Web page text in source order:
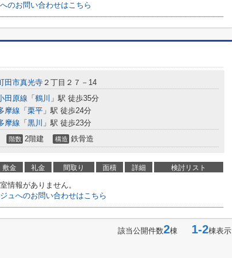
のお問い合わせはこちら
田市真光寺 ２丁目２７－14
田原線 「 鶴川 」駅 徒歩35分
摩線 「 栗平 」駅 徒歩24分
摩線 「 黒川 」駅 徒歩23分
階数 2階建 構造 鉄骨造
敷金 礼金 間取り 面積 詳細 検討リスト
情報がありません。
ュへのお問い合わせはこちら
該当公開件数2棟 1-2棟表示